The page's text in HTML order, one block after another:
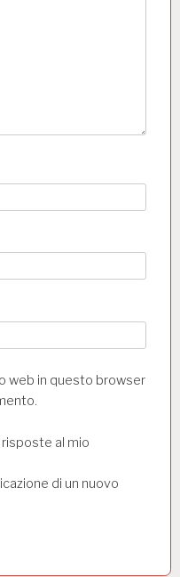
web in questo browser
al mio
di un nuovo